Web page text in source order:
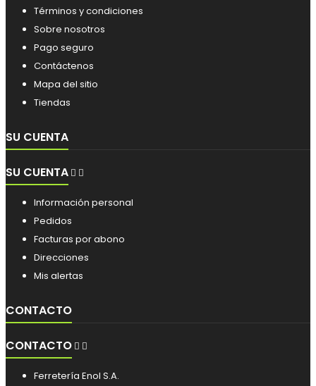
Términos y condiciones
Sobre nosotros
Pago seguro
Contáctenos
Mapa del sitio
Tiendas
SU CUENTA
SU CUENTA  
Información personal
Pedidos
Facturas por abono
Direcciones
Mis alertas
CONTACTO
CONTACTO  
Ferretería Enol S.A.